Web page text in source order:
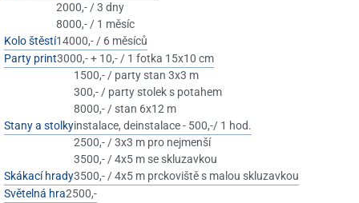
Kolo štěstí
2000,- / 3 dny
8000,- / 1 měsíc
14000,- / 6 měsíců
Party print3000,- + 10,- / 1 fotka 15x10 cm
Stany a stolky
1500,- / party stan 3x3 m
300,- / party stolek s potahem
8000,- / stan 6x12 m
instalace, deinstalace - 500,-/ 1 hod.
Skákací hrady
2500,- / 3x3 m pro nejmenší
3500,- / 4x5 m se skluzavkou
3500,- / 4x5 m prckoviště s malou skluzavkou
Světelná hra2500,-